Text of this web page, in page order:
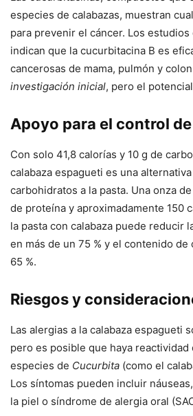
especies de calabazas, muestran
para prevenir el cáncer. Los
indican que la cucurbitacina B es
cancerosas de mama, pulmón y
investigación inicial, pero el
Apoyo para el control
Con solo 41,8 calorías y 10 g de
calabaza espagueti es una
carbohidratos a la pasta. Una onza
de proteína y aproximadamente 150
la pasta con calabaza puede reducir
en más de un 75 % y el contenido
65 %.
Riesgos y
Las alergias a la calabaza espagueti
pero es posible que haya reactividad
especies de Cucurbita (como el
Los síntomas pueden incluir
la piel o síndrome de alergia oral